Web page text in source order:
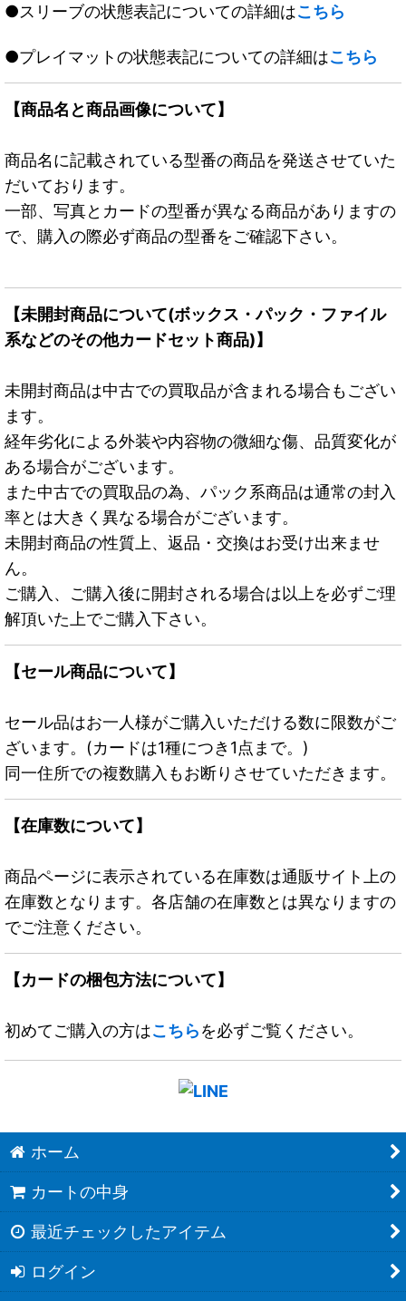
●スリーブの状態表記についての詳細はこちら
●プレイマットの状態表記についての詳細はこちら
【商品名と商品画像について】
商品名に記載されている型番の商品を発送させていた
だいております。
一部、写真とカードの型番が異なる商品がありますの
で、購入の際必ず商品の型番をご確認下さい。
【未開封商品について(ボックス・パック・ファイル
系などのその他カードセット商品)】
未開封商品は中古での買取品が含まれる場合もござい
ます。
経年劣化による外装や内容物の微細な傷、品質変化が
ある場合がございます。
また中古での買取品の為、パック系商品は通常の封入
率とは大きく異なる場合がございます。
未開封商品の性質上、返品・交換はお受け出来ませ
ん。
ご購入、ご購入後に開封される場合は以上を必ずご理
解頂いた上でご購入下さい。
【セール商品について】
セール品はお一人様がご購入いただける数に限数がご
ざいます。(カードは1種につき1点まで。)
同一住所での複数購入もお断りさせていただきます。
【在庫数について】
商品ページに表示されている在庫数は通販サイト上の
在庫数となります。各店舗の在庫数とは異なりますの
でご注意ください。
【カードの梱包方法について】
初めてご購入の方はこちらを必ずご覧ください。
ホーム
カートの中身
最近チェックしたアイテム
ログイン